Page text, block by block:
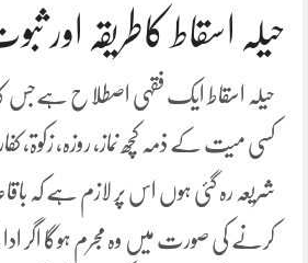
حیلہ اسقاط کاطریقہ اور
حیلہ اسقاط ایک فقہی اصطلا ح ہےجس
کسی میت کے ذمہ کچھ نماز، روزہ، زکوۃ،
شریعہ رہ گئی ہوں اس پر لازم ہے کہ
کرنے کی صورت میں وہ مجرم ہوگا اگر ادا